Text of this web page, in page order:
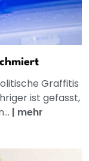
Graffitis
ist gefasst,
| mehr